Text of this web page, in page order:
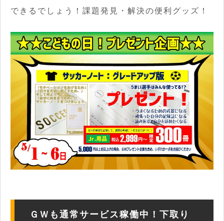
できるでしょう！課題発見・解決の便利グッズ！
ＧＷも通常サービス稼働中！下取り